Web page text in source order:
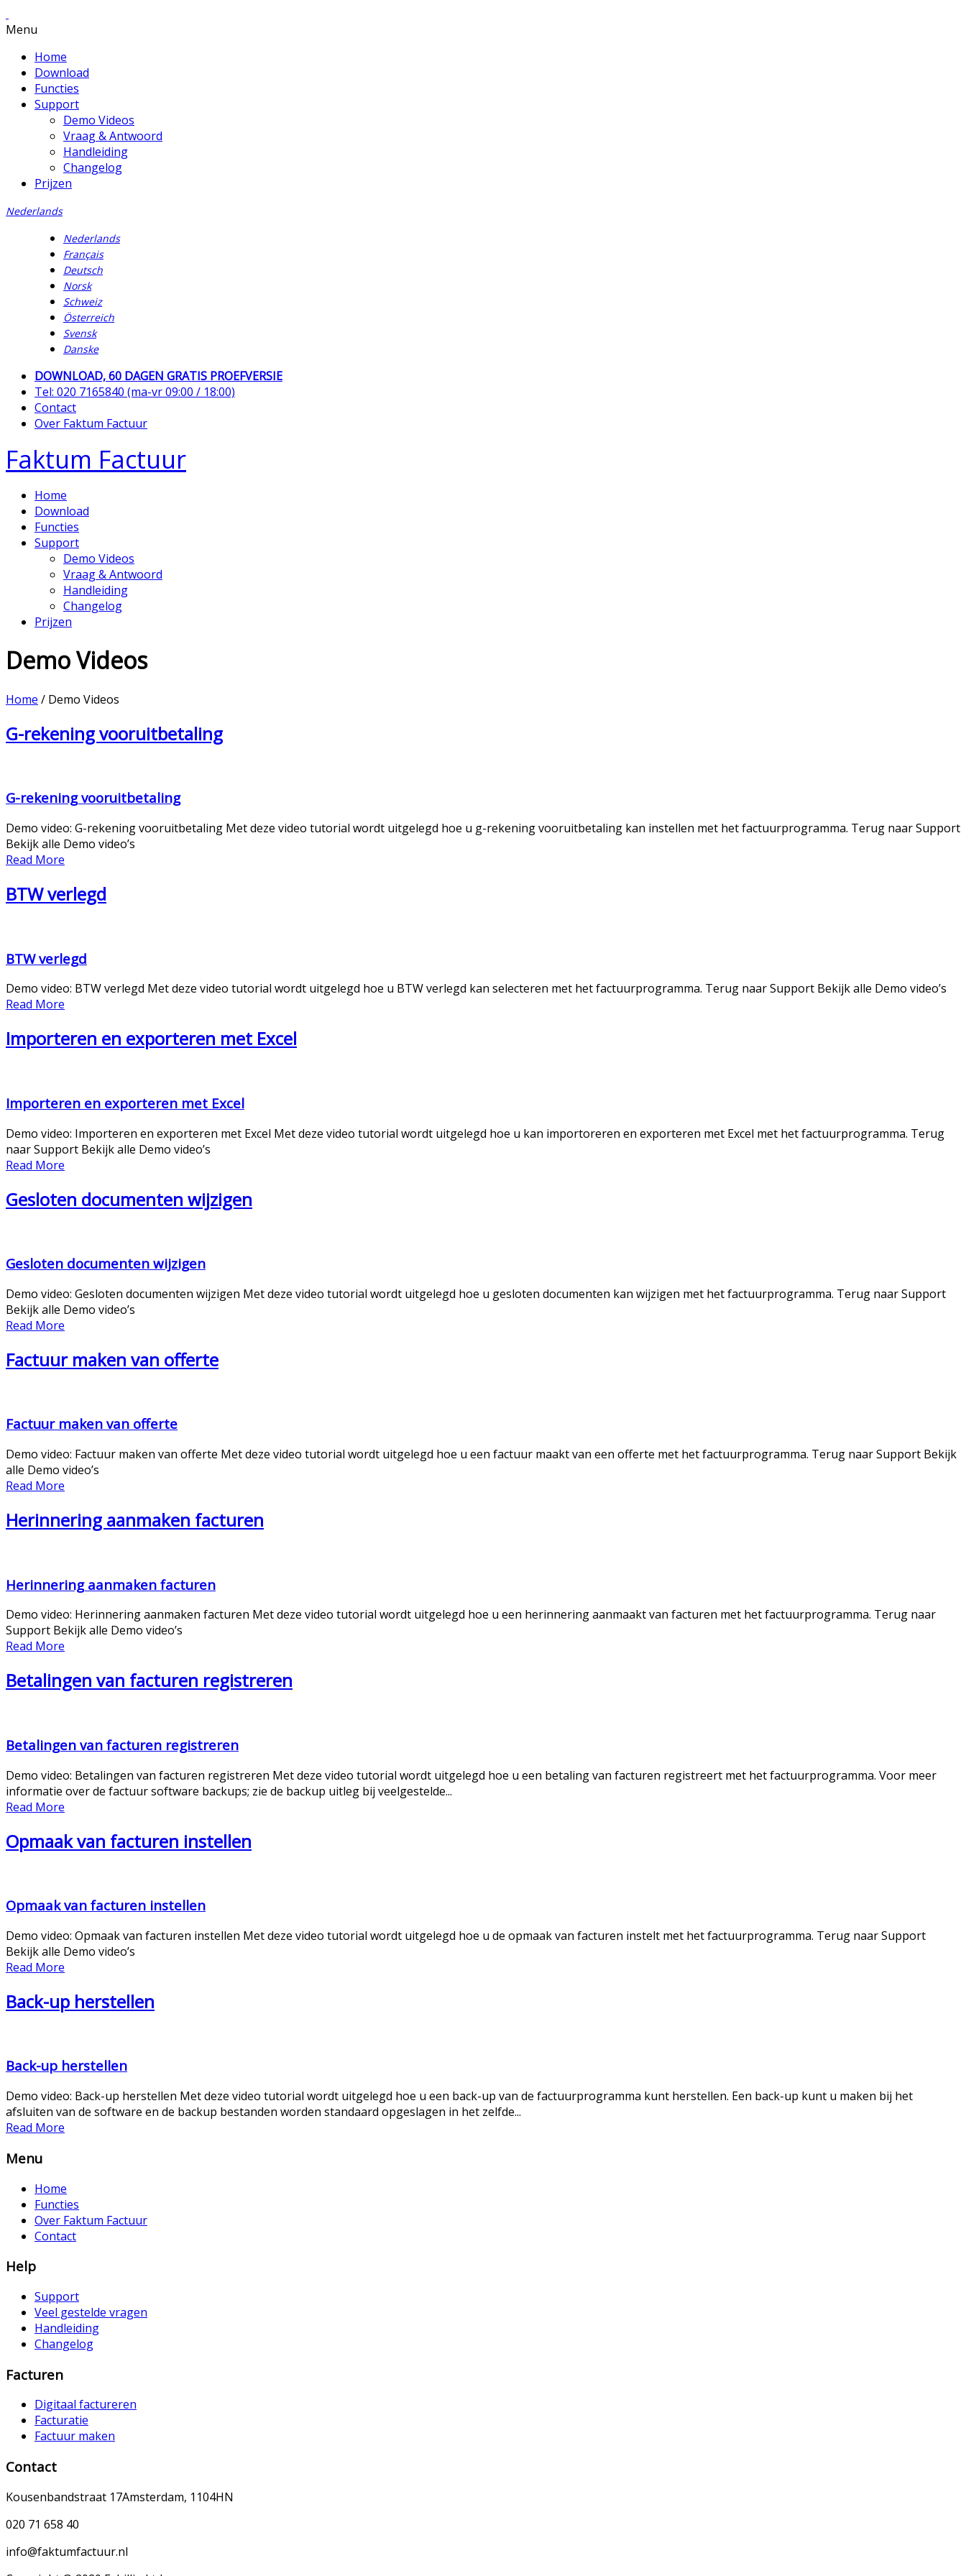
Menu
Home
Download
Functies
Support
Demo Videos
Vraag & Antwoord
Handleiding
Changelog
Prijzen
Nederlands
Nederlands
Français
Deutsch
Norsk
Schweiz
Österreich
Svensk
Danske
DOWNLOAD, 60 DAGEN GRATIS PROEFVERSIE
Tel: 020 7165840 (ma-vr 09:00 / 18:00)
Contact
Over Faktum Factuur
Faktum Factuur
Home
Download
Functies
Support
Demo Videos
Vraag & Antwoord
Handleiding
Changelog
Prijzen
Demo Videos
Home / Demo Videos
G-rekening vooruitbetaling
G-rekening vooruitbetaling
Demo video: G-rekening vooruitbetaling Met deze video tutorial wordt uitgelegd hoe u g-rekening vooruitbetaling kan instellen met het factuurprogramma. Terug naar Support
Bekijk alle Demo video’s
Read More
BTW verlegd
BTW verlegd
Demo video: BTW verlegd Met deze video tutorial wordt uitgelegd hoe u BTW verlegd kan selecteren met het factuurprogramma. Terug naar Support Bekijk alle Demo video’s
Read More
Importeren en exporteren met Excel
Importeren en exporteren met Excel
Demo video: Importeren en exporteren met Excel Met deze video tutorial wordt uitgelegd hoe u kan importoreren en exporteren met Excel met het factuurprogramma. Terug
naar Support Bekijk alle Demo video’s
Read More
Gesloten documenten wijzigen
Gesloten documenten wijzigen
Demo video: Gesloten documenten wijzigen Met deze video tutorial wordt uitgelegd hoe u gesloten documenten kan wijzigen met het factuurprogramma. Terug naar Support
Bekijk alle Demo video’s
Read More
Factuur maken van offerte
Factuur maken van offerte
Demo video: Factuur maken van offerte Met deze video tutorial wordt uitgelegd hoe u een factuur maakt van een offerte met het factuurprogramma. Terug naar Support Bekijk
alle Demo video’s
Read More
Herinnering aanmaken facturen
Herinnering aanmaken facturen
Demo video: Herinnering aanmaken facturen Met deze video tutorial wordt uitgelegd hoe u een herinnering aanmaakt van facturen met het factuurprogramma. Terug naar
Support Bekijk alle Demo video’s
Read More
Betalingen van facturen registreren
Betalingen van facturen registreren
Demo video: Betalingen van facturen registreren Met deze video tutorial wordt uitgelegd hoe u een betaling van facturen registreert met het factuurprogramma. Voor meer
informatie over de factuur software backups; zie de backup uitleg bij veelgestelde...
Read More
Opmaak van facturen instellen
Opmaak van facturen instellen
Demo video: Opmaak van facturen instellen Met deze video tutorial wordt uitgelegd hoe u de opmaak van facturen instelt met het factuurprogramma. Terug naar Support
Bekijk alle Demo video’s
Read More
Back-up herstellen
Back-up herstellen
Demo video: Back-up herstellen Met deze video tutorial wordt uitgelegd hoe u een back-up van de factuurprogramma kunt herstellen. Een back-up kunt u maken bij het
afsluiten van de software en de backup bestanden worden standaard opgeslagen in het zelfde...
Read More
Menu
Home
Functies
Over Faktum Factuur
Contact
Help
Support
Veel gestelde vragen
Handleiding
Changelog
Facturen
Digitaal factureren
Facturatie
Factuur maken
Contact
Kousenbandstraat 17Amsterdam, 1104HN
020 71 658 40
info@faktumfactuur.nl